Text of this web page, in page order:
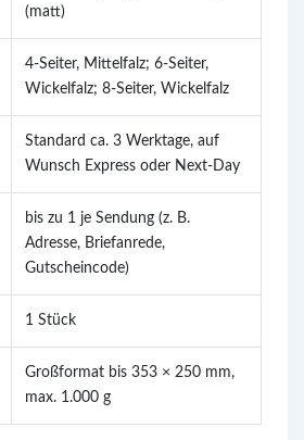
(matt)
4-Seiter, Mittelfalz; 6-Seiter,
Wickelfalz; 8-Seiter, Wickelfalz
Standard ca. 3 Werktage, auf
Wunsch Express oder Next-Day
bis zu 1 je Sendung (z. B.
Adresse, Briefanrede,
Gutscheincode)
1 Stück
Großformat bis 353 × 250 mm,
max. 1.000 g